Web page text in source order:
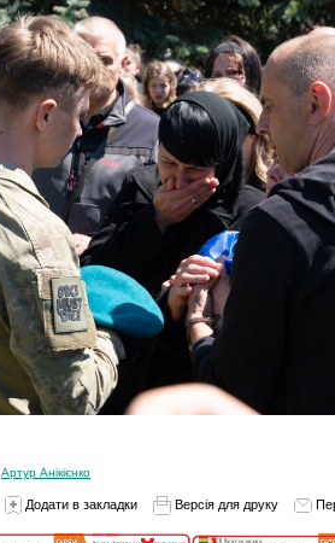
Артур Анікієнко
Додати в закладки Версія для друку